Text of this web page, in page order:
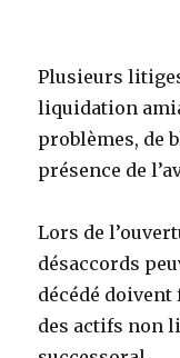
Plusieurs
liquidation
problèmes, de
présence de
Lors de
désaccords
décédé
des actifs non